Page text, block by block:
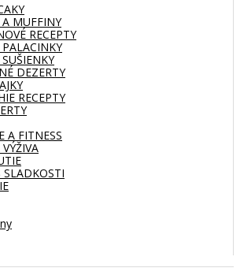
A MUFFINY
RECEPTY
DEZERTY
RECEPTY
A FITNESS
SLADKOSTI